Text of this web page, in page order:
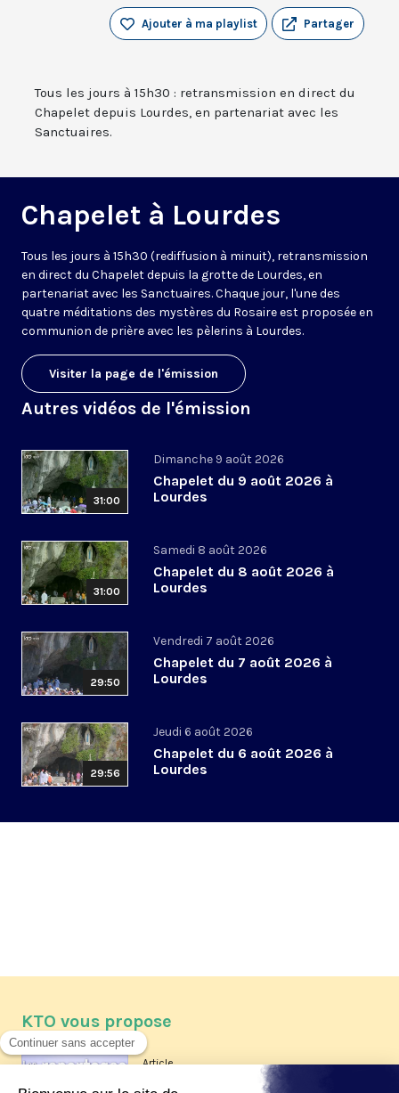
Partager
Ajouter à ma playlist
Tous les jours à 15h30 : retransmission en direct du
Chapelet depuis Lourdes, en partenariat avec les
Sanctuaires.
Chapelet à Lourdes
Tous les jours à 15h30 (rediffusion à minuit), retransmission
en direct du Chapelet depuis la grotte de Lourdes, en
partenariat avec les Sanctuaires. Chaque jour, l'une des
quatre méditations des mystères du Rosaire est proposée en
communion de prière avec les pèlerins à Lourdes.
Visiter la page de l'émission
Autres vidéos de l'émission
31:00
Dimanche 9 août 2026
Chapelet du 9 août 2026 à
Lourdes
31:00
Samedi 8 août 2026
Chapelet du 8 août 2026 à
Lourdes
29:50
Vendredi 7 août 2026
Chapelet du 7 août 2026 à
Lourdes
29:56
Jeudi 6 août 2026
Chapelet du 6 août 2026 à
Lourdes
KTO vous propose
Article
Les reportages d'été 2026 de KTO